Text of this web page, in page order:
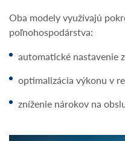
Oba modely využívajú
poľnohospodárstva:
automatické nastavenie
optimalizácia výkonu v
zníženie nárokov na